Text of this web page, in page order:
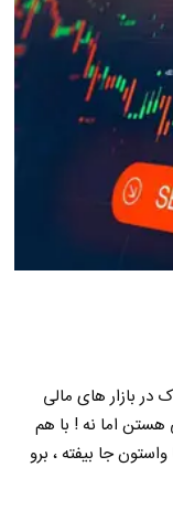
در بازار های مالی
هستن اما نه ! با هم
جا بیفته ، برو